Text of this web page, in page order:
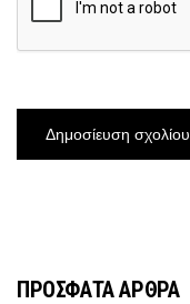
ΠΡΟΣΦΑΤΑ ΑΡΘΡΑ